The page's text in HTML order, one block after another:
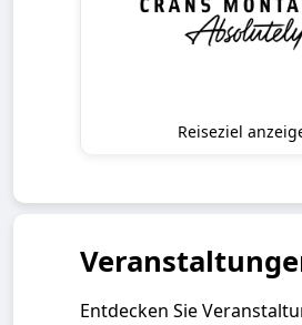
Reiseziel
Entdecken Sie